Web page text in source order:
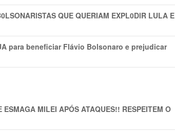
QUE QUERIAM EXPL0DlR LULA E
para beneficiar Flávio Bolsonaro e prejudicar
MILEI APÓS ATAQUES!! RESPEITEM O